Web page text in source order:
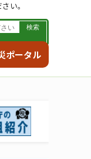
ポータル
い。